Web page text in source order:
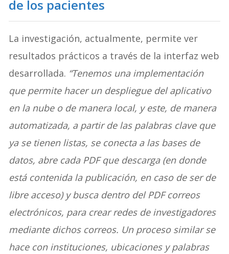
de los pacientes
La investigación, actualmente, permite ver
resultados prácticos a través de la interfaz web
desarrollada. “Tenemos una implementación
que permite hacer un despliegue del aplicativo
en la nube o de manera local, y este, de manera
automatizada, a partir de las palabras clave que
ya se tienen listas, se conecta a las bases de
datos, abre cada PDF que descarga (en donde
está contenida la publicación, en caso de ser de
libre acceso) y busca dentro del PDF correos
electrónicos, para crear redes de investigadores
mediante dichos correos. Un proceso similar se
hace con instituciones, ubicaciones y palabras